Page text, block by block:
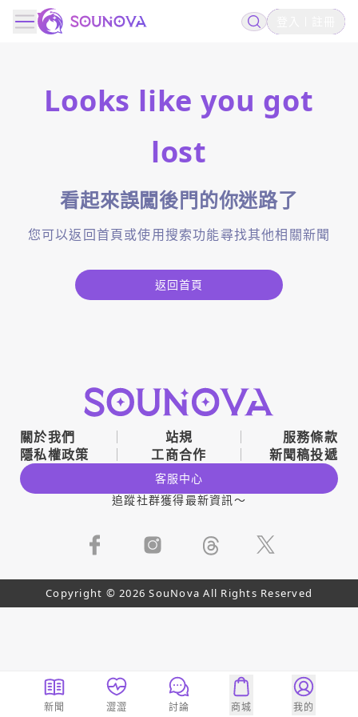
Looks like you got
lost
看起來誤闖後門的你迷路了
您可以返回首頁或使用搜索功能尋找其他相關新聞
返回首頁
關於我們 站規
服務條款
隱私權政策
工商合作 新聞稿投遞
客服中心
追蹤社群獲得最新資訊～
Copyright © 2026 SouNova All Rights Reserved
新聞 澀澀 討論 商城 我的